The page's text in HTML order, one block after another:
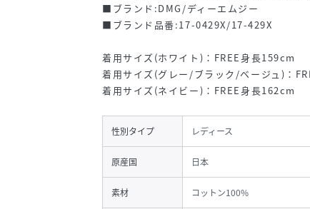
■ブランド:DMG/ディーエムジー
■ブランド品番:17-0429X/17-429X
着用サイズ(ホワイト)：FREE身長159cm
着用サイズ(グレー/ブラック/ベージュ)：
着用サイズ(ネイビー)：FREE身長162cm
性別タイプ レディース
原産国 日本
素材 コットン100%